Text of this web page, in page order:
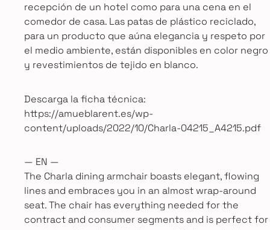
recepción de un hotel como para una cena en el
comedor de casa. Las patas de plástico reciclado,
para un producto que aúna elegancia y respeto por
el medio ambiente, están disponibles en color negro
y revestimientos de tejido en blanco.
Descarga la ficha técnica:
https://amueblarent.es/wp-
content/uploads/2022/10/Charla-04215_A4215.pdf
— EN —
The Charla dining armchair boasts elegant, flowing
lines and embraces you in an almost wrap-around
seat. The chair has everything needed for the
contract and consumer segments and is perfect for